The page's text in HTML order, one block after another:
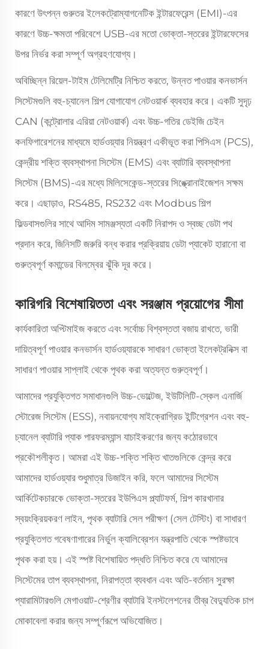
কারণে উৎপন্ন গুরুতর ইলেকট্রোম্যাগনেটিক ইন্টারফেরেন্স (EMI)-এর
কারণে উচ্চ-ক্ষমতা পরিবেশে USB-এর মতো ভোক্তা-স্তরের ইন্টারফেসের
উপর নির্ভর করা সম্পূর্ণ অগ্রহণযোগ্য।
অবিচ্ছিন্ন রিয়েল-টাইম টেলিমেট্রি নিশ্চিত করতে, উন্নত পাওয়ার কনভার্সন
সিস্টেমগুলি বহু-চ্যানেল শিল্প যোগাযোগ নেটওয়ার্ক ব্যবহার করে। একটি সুদৃঢ়
CAN (কন্ট্রোলার এরিয়া নেটওয়ার্ক) এবং উচ্চ-গতির ডেইজি চেইন
কনফিগারেশনের মাধ্যমে হার্ডওয়্যার নিয়ন্ত্রণ একীভূত করা পিসিএস (PCS),
কেন্দ্রীয় শক্তি ব্যবস্থাপনা সিস্টেম (EMS) এবং ব্যাটারি ব্যবস্থাপনা
সিস্টেম (BMS)-এর মধ্যে মিলিসেকেন্ড-স্তরের সিঙ্ক্রোনাইজেশন সক্ষম
করে। এছাড়াও, RS485, RS232 এবং Modbus শিল্প
ফিল্ডবাসগুলির সাথে আদিম সামঞ্জস্যতা একটি নিরাপদ ও স্বচ্ছ ডেটা পথ
প্রদান করে, জিনিসটি জরুরি বন্ধ করার প্রক্রিয়ায় ডেটা প্যাকেট হারানো বা
গুরুত্বপূর্ণ কমান্ডের বিলম্বের ঝুঁকি দূর করে।
কারিগরি বিশেষায়িততা এবং সরঞ্জাম প্রয়োগের সীমা
কার্যকারিতা অপ্টিমাইজ করতে এবং সর্বোচ্চ বিশ্বস্ততা বজায় রাখতে, ভারী
দায়িত্বপূর্ণ পাওয়ার কনভার্সন হার্ডওয়্যারকে সাধারণ ভোক্তা ইলেকট্রনিক্স বা
সাধারণ পাওয়ার সাপ্লাই থেকে পৃথক করা অত্যন্ত গুরুত্বপূর্ণ।
আমাদের প্রযুক্তিগত সমাধানগুলি উচ্চ-ভোল্টেজ, ইউটিলিটি-স্কেল এনার্জি
স্টোরেজ সিস্টেম (ESS), নবায়নযোগ্য মাইক্রোগ্রিড ইন্টিগ্রেশন এবং বহু-
চ্যানেল ব্যাটারি প্যাক পারফরম্যান্স যাচাইকরণের জন্য কঠোরভাবে
প্রকৌশলীকৃত। আমরা এই উচ্চ-শক্তি শক্তি খাতগুলিকে কেন্দ্র করে
আমাদের হার্ডওয়্যার শুধুমাত্র ডিজাইন করি, ফলে আমাদের সিস্টেম
আর্কিটেকচারকে ভোক্তা-স্তরের ইউপিএস প্ল্যাটফর্ম, শিল্প কারখানার
স্বয়ংক্রিয়করণ লাইন, পৃথক ব্যাটারি সেল পরীক্ষণ (সেল টেস্টিং) বা সাধারণ
প্রযুক্তিগত গবেষণাগারের নির্ভুল ক্যালিব্রেশন যন্ত্রপাতি থেকে স্পষ্টভাবে
পৃথক করা হয়। এই স্পষ্ট বিশেষায়িত পদ্ধতি নিশ্চিত করে যে আমাদের
সিস্টেমের তাপ ব্যবস্থাপনা, নিরাপত্তা ব্যবধান এবং অতি-বর্তমান সুরক্ষা
প্যারামিটারগুলি মেগাওয়াট-শ্রেণীর ব্যাটারি ইনস্টলেশনের তীব্র বৈদ্যুতিক চাপ
মোকাবেলা করার জন্য সম্পূর্ণরূপে অভিযোজিত।